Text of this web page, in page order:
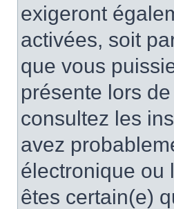
exigeront
activées, soit
que vous
présente lors
consultez les
avez
électronique ou
êtes certain(e)